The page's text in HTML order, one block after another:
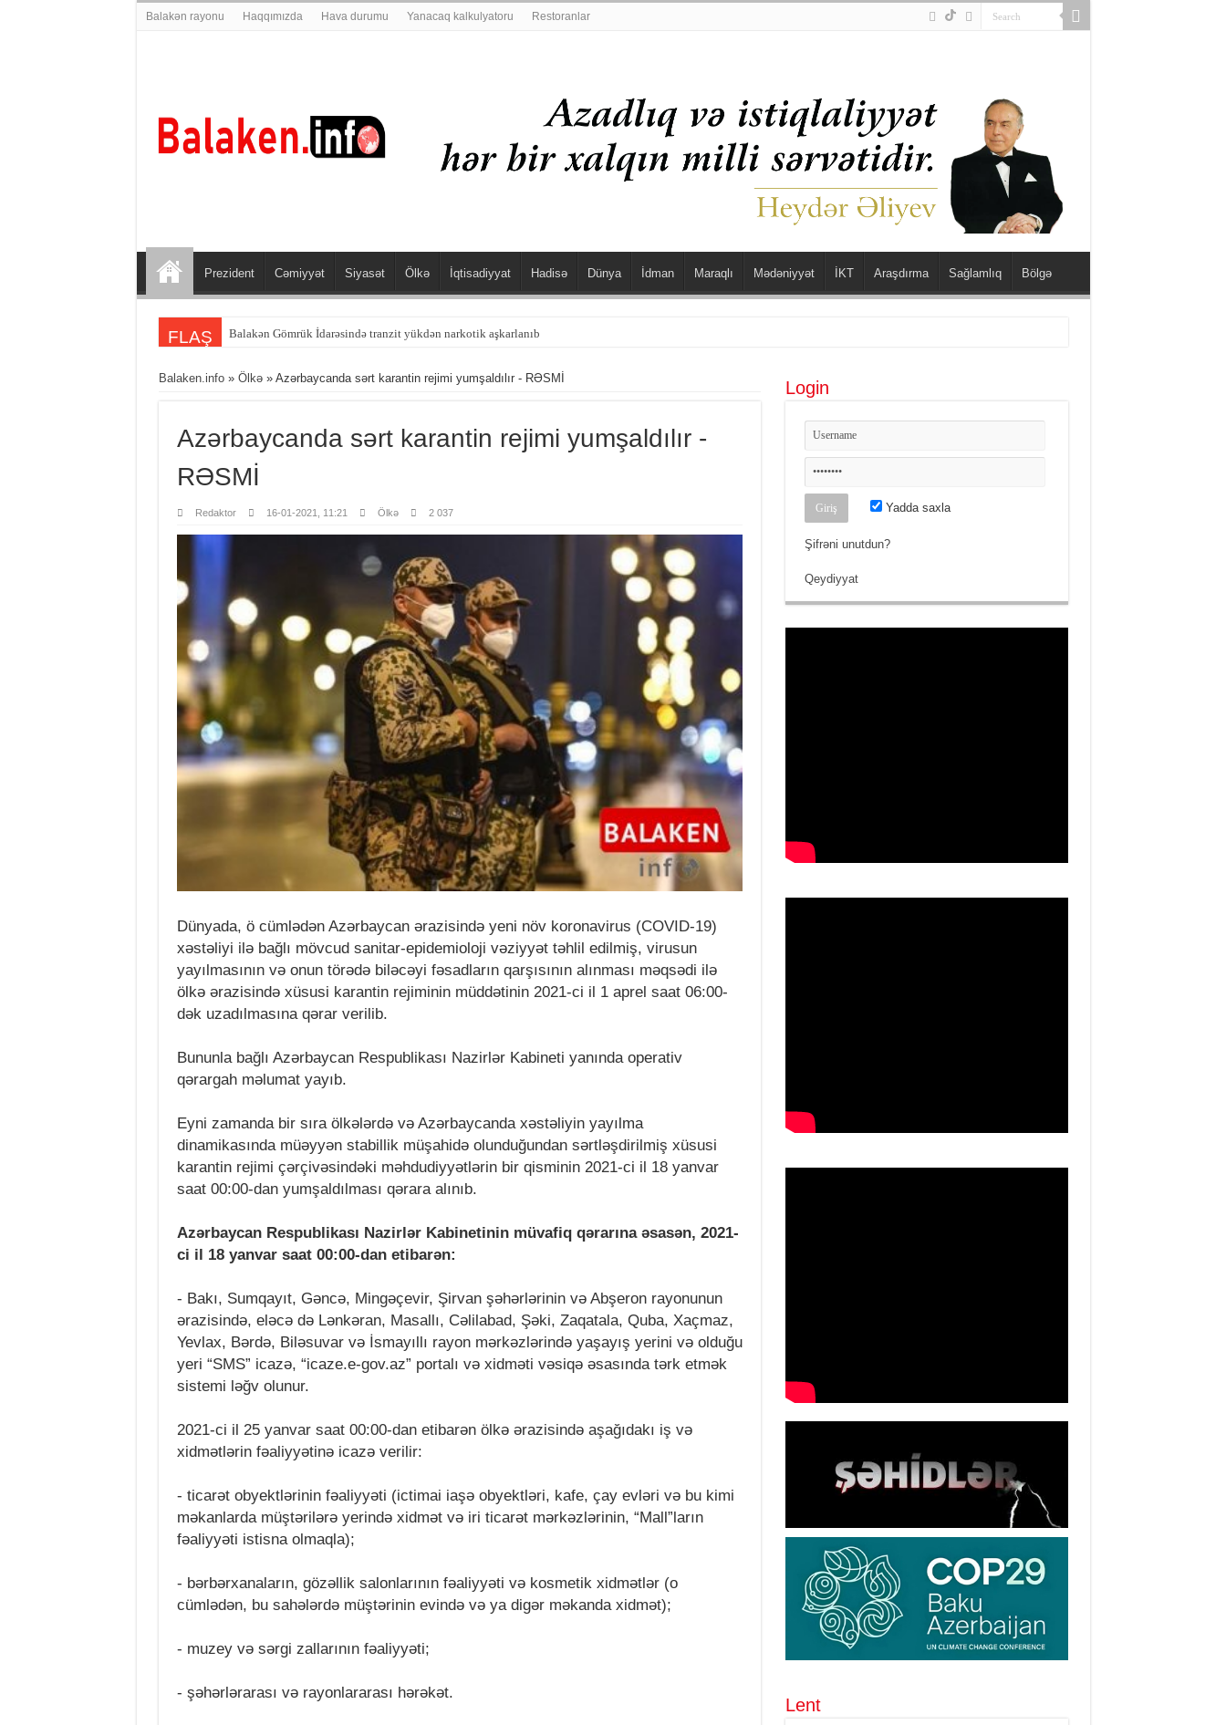
Balakən rayonu Haqqımızda Hava durumu Yanacaq kalkulyatoru Restoranlar
Prezident Cəmiyyət Siyasət Ölkə İqtisadiyyat Hadisə Dünya İdman Maraqlı Mədəniyyət İKT Araşdırma Sağlamlıq Bölgə
FLAŞ Balakən sakini Şəmkirdə qəzaya düşdü
Balaken.info» Ölkə» Azərbaycanda sərt karantin rejimi yumşaldılır - RƏSMİ
Azərbaycanda sərt karantin rejimi yumşaldılır -
RƏSMİ
Redaktor 16-01-2021, 11:21 Ölkə 2 037
Dünyada, ö cümlədən Azərbaycan ərazisində yeni növ koronavirus (COVID-19)
xəstəliyi ilə bağlı mövcud sanitar-epidemioloji vəziyyət təhlil edilmiş, virusun
yayılmasının və onun törədə biləcəyi fəsadların qarşısının alınması məqsədi ilə
ölkə ərazisində xüsusi karantin rejiminin müddətinin 2021-ci il 1 aprel saat 06:00-
dək uzadılmasına qərar verilib.
Bununla bağlı Azərbaycan Respublikası Nazirlər Kabineti yanında operativ
qərargah məlumat yayıb.
Eyni zamanda bir sıra ölkələrdə və Azərbaycanda xəstəliyin yayılma
dinamikasında müəyyən stabillik müşahidə olunduğundan sərtləşdirilmiş xüsusi
karantin rejimi çərçivəsindəki məhdudiyyətlərin bir qisminin 2021-ci il 18 yanvar
saat 00:00-dan yumşaldılması qərara alınıb.
Azərbaycan Respublikası Nazirlər Kabinetinin müvafiq qərarına əsasən, 2021-
ci il 18 yanvar saat 00:00-dan etibarən:
- Bakı, Sumqayıt, Gəncə, Mingəçevir, Şirvan şəhərlərinin və Abşeron rayonunun
ərazisində, eləcə də Lənkəran, Masallı, Cəlilabad, Şəki, Zaqatala, Quba, Xaçmaz,
Yevlax, Bərdə, Biləsuvar və İsmayıllı rayon mərkəzlərində yaşayış yerini və olduğu
yeri “SMS” icazə, “icaze.e-gov.az” portalı və xidməti vəsiqə əsasında tərk etmək
sistemi ləğv olunur.
2021-ci il 25 yanvar saat 00:00-dan etibarən ölkə ərazisində aşağıdakı iş və
xidmətlərin fəaliyyətinə icazə verilir:
- ticarət obyektlərinin fəaliyyəti (ictimai iaşə obyektləri, kafe, çay evləri və bu kimi
məkanlarda müştərilərə yerində xidmət və iri ticarət mərkəzlərinin, “Mall”ların
fəaliyyəti istisna olmaqla);
- bərbərxanaların, gözəllik salonlarının fəaliyyəti və kosmetik xidmətlər (o
cümlədən, bu sahələrdə müştərinin evində və ya digər məkanda xidmət);
- muzey və sərgi zallarının fəaliyyəti;
- şəhərlərarası və rayonlararası hərəkət.
Login
Yadda saxla
Şifrəni unutdun?
Qeydiyyat
Lent